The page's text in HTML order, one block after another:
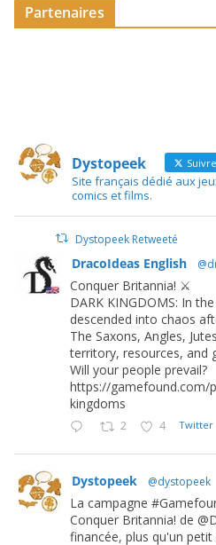
Partenaires
Dystopeek Suivre
Site français dédié aux
comics et films.
Dystopeek Retweeté
DracoIdeas English
Conquer Britannia! ⚔️
DARK KINGDOMS: In
descended into chaos
The Saxons, Angles,
territory, resources, and
Will your people prevail?
https://gamefound.com/
kingdoms
2 4 Twitter
Dystopeek @dystopeek
La campagne
Conquer Britannia! de
financée, plus qu'un